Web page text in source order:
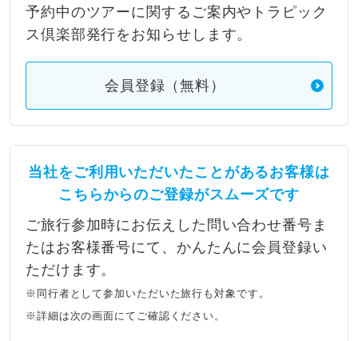
予約中のツアーに関するご案内やトラピック
ス倶楽部発行をお知らせします。
会員登録（無料）
当社をご利用いただいたことがあるお客様は
こちらからのご登録がスムーズです
ご旅行参加時にお伝えした問い合わせ番号ま
たはお客様番号にて、かんたんに会員登録い
ただけます。
※同行者として参加いただいた旅行も対象です。
※詳細は次の画面にてご確認ください。